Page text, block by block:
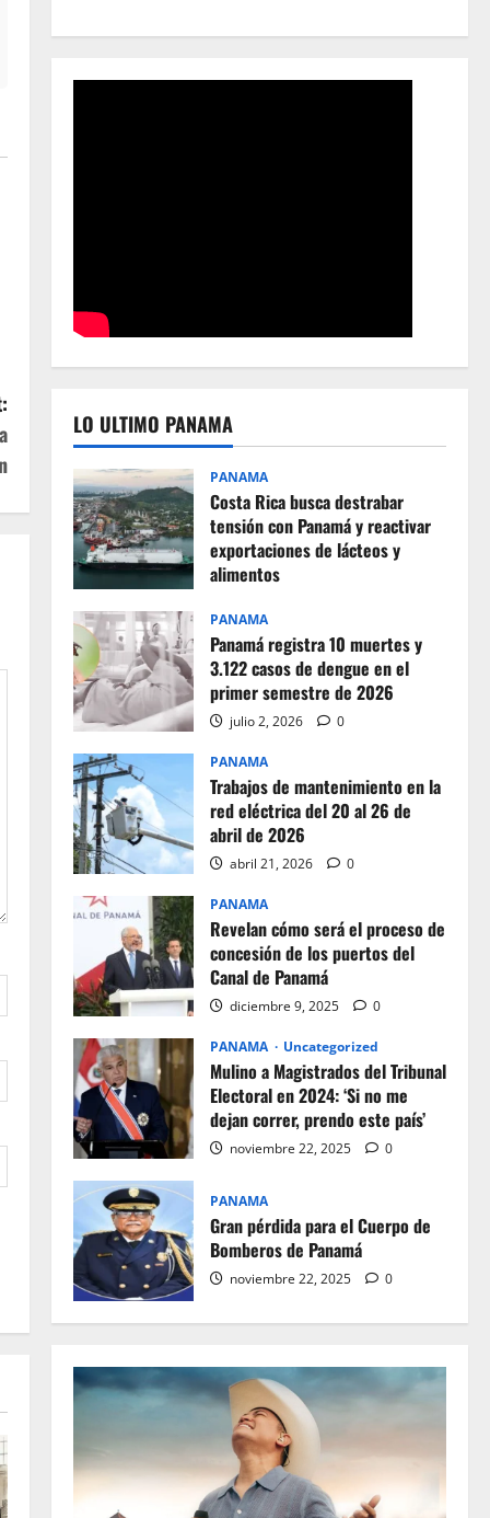
LO ULTIMO PANAMA
PANAMA
Costa Rica busca destrabar
tensión con Panamá y reactivar
exportaciones de lácteos y
alimentos
PANAMA
Panamá registra 10 muertes y
3.122 casos de dengue en el
primer semestre de 2026
julio 2, 2026 0
PANAMA
Trabajos de mantenimiento en la
red eléctrica del 20 al 26 de
abril de 2026
abril 21, 2026 0
PANAMA
Revelan cómo será el proceso de
concesión de los puertos del
Canal de Panamá
diciembre 9, 2025 0
PANAMA Uncategorized
Mulino a Magistrados del Tribunal
Electoral en 2024: ‘Si no me
dejan correr, prendo este país’
noviembre 22, 2025 0
PANAMA
Gran pérdida para el Cuerpo de
Bomberos de Panamá
noviembre 22, 2025 0